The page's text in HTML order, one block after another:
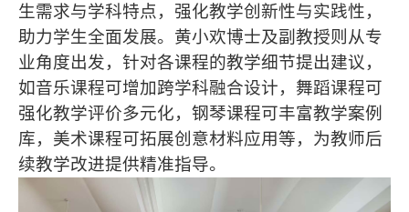
生需求与学科特点，强化教学创新性与实践性，
助力学生全面发展。黄小欢博士及副教授则从专
业角度出发，针对各课程的教学细节提出建议，
如音乐课程可增加跨学科融合设计，舞蹈课程可
强化教学评价多元化，钢琴课程可丰富教学案例
库，美术课程可拓展创意材料应用等，为教师后
续教学改进提供精准指导。